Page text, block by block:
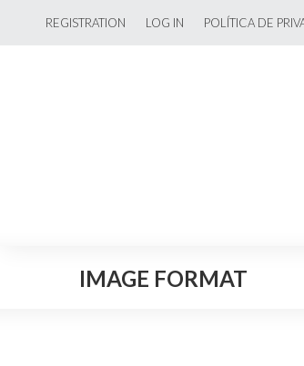
REGISTRATION LOG IN POLÍTICA DE
IMAGE FORMAT